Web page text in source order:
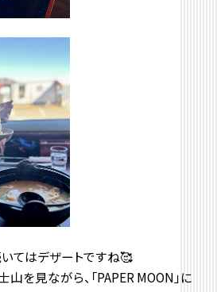
てはデザートですね🥰
を見ながら、「PAPER MOON」に